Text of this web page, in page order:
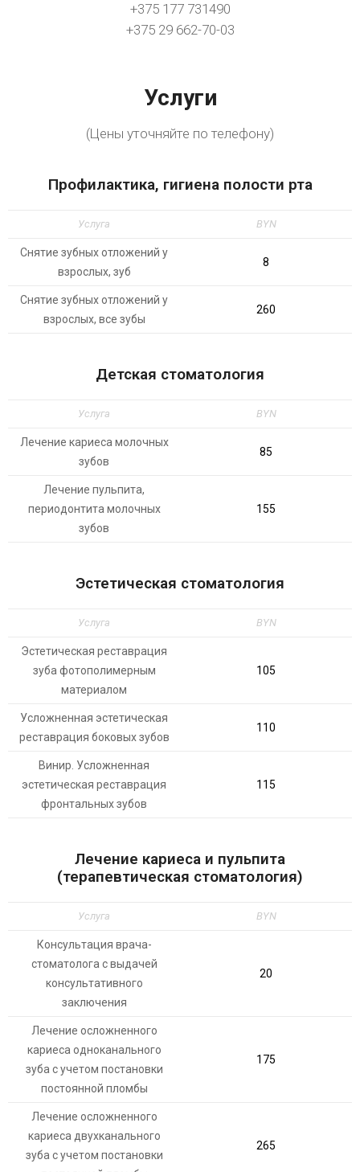
+375 177 731490
+375 29 662-70-03
Услуги
(Цены уточняйте по телефону)
Профилактика, гигиена полости рта
Услуга BYN
Снятие зубных отложений у
взрослых, зуб
8
Снятие зубных отложений у
взрослых, все зубы
260
Детская стоматология
Услуга BYN
Лечение кариеса молочных
зубов
85
Лечение пульпита,
периодонтита молочных
зубов
155
Эстетическая стоматология
Услуга BYN
Эстетическая реставрация
зуба фотополимерным
материалом
105
Усложненная эстетическая
реставрация боковых зубов
110
Винир. Усложненная
эстетическая реставрация
фронтальных зубов
115
Лечение кариеса и пульпита
(терапевтическая стоматология)
Услуга BYN
Консультация врача-
стоматолога с выдачей
консультативного
заключения
20
Лечение осложненного
кариеса одноканального
зуба с учетом постановки
постоянной пломбы
175
Лечение осложненного
кариеса двухканального
зуба с учетом постановки
265